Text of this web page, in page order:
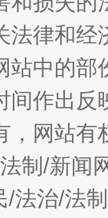
法律和
站中的
间作出
，网站
制/新闻
法治/法